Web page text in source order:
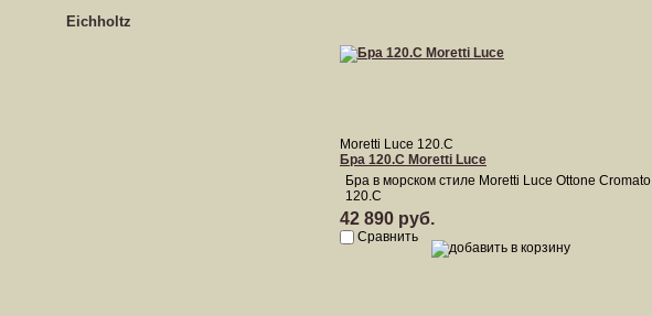
Eichholtz
Moretti Luce 120.C
Бра 120.C Moretti Luce
Бра в морском стиле Moretti Luce Ottone Cromato
120.C
42 890 руб.
Сравнить